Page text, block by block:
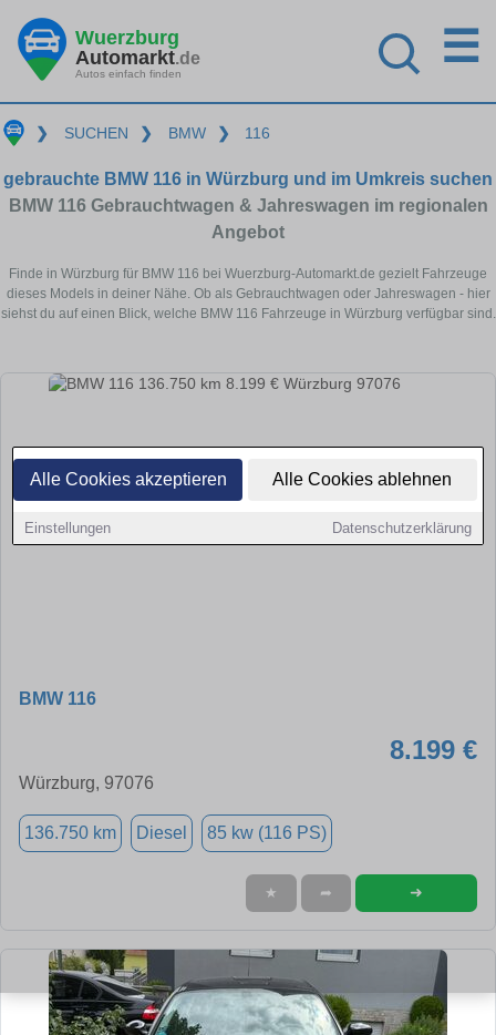
Alle Cookies akzeptieren Alle Cookies ablehnen
Einstellungen Datenschutzerklärung
Wuerzburg
Automarkt.de
Autos einfach finden
☰
❯ SUCHEN ❯ BMW ❯ 116
gebrauchte BMW 116 in Würzburg und im Umkreis suchen
BMW 116 Gebrauchtwagen & Jahreswagen im regionalen
Angebot
Finde in Würzburg für BMW 116 bei Wuerzburg-Automarkt.de gezielt Fahrzeuge
dieses Models in deiner Nähe. Ob als Gebrauchtwagen oder Jahreswagen - hier
siehst du auf einen Blick, welche BMW 116 Fahrzeuge in Würzburg verfügbar sind.
BMW 116
8.199 €
Würzburg, 97076
136.750 km Diesel 85 kw (116 PS)
★ ➦ ➜